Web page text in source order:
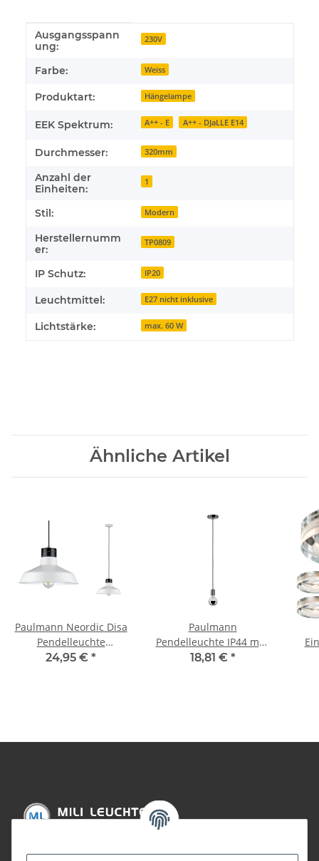
Produkteigenschaft
Wert
Ausgangsspann
ung:
230V
Farbe: Weiss
Produktart: Hängelampe
EEK Spektrum: A++ - E A++ - DJaLLE E14
Durchmesser: 320mm
Anzahl der
Einheiten:
1
Stil: Modern
Herstellernumm
er:
TP0809
IP Schutz: IP20
Leuchtmittel: E27 nicht inklusive
Lichtstärke: max. 60 W
Ähnliche Artikel
Paulmann Neordic Disa
Pendelleuchte
max.1x20W E27 Weiß
24,95 € *
Paulmann
Pendelleuchte IP44 max
20W E27 Schwarzchrom
18,81 € *